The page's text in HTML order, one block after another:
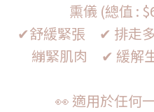
熏儀 (總值 :
✔舒緩緊張 ✔ 排走
繃緊肌肉 ✔ 緩解
👀 適用於任何